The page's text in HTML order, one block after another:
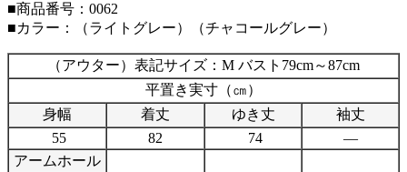
■商品番号：0062
■カラー：（ライトグレー）（チャコールグレー）
（アウター）表記サイズ：M バスト79cm～87cm
平置き実寸（㎝）
身幅
着丈 ゆき丈
袖丈
55
82 74
—
アームホール